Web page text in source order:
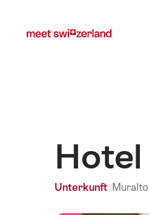
myswitzerland.com
Unterkunft Muralto